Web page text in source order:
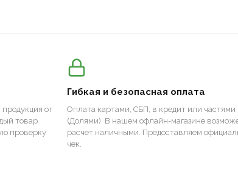
от
товар
проверку
Гибкая и безопасная оплата
Оплата картами, СБП, в кредит или частями
(Долями). В нашем офлайн-магазине
расчет наличными. Предоставляем
чек.